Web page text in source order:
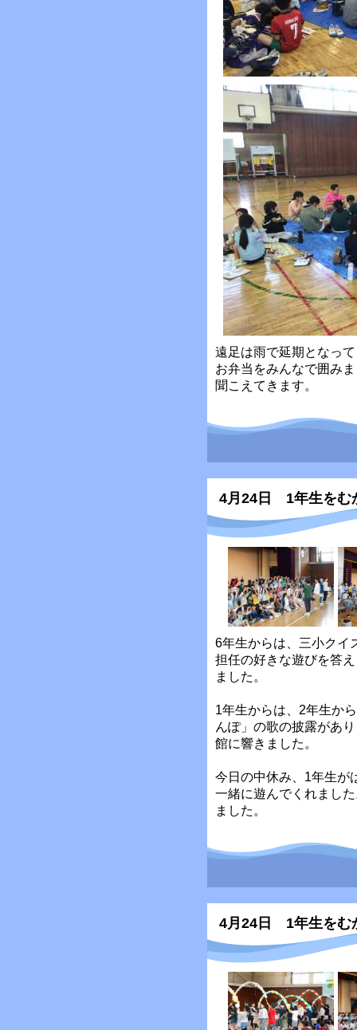
遠足は雨で延期となっ
お弁当をみんなで囲み
聞こえてきます。
4月24日 1年生を
6年生からは、三小クイ
担任の好きな遊びを答
ました。
1年生からは、2年生か
んぽ」の歌の披露があ
館に響きました。
今日の中休み、1年生が
一緒に遊んでくれまし
ました。
4月24日 1年生を